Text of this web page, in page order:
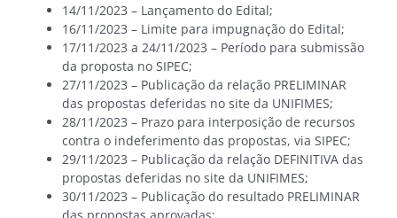
14/11/2023 – Lançamento do Edital;
16/11/2023 – Limite para impugnação do Edital;
17/11/2023 a 24/11/2023 – Período para submissão
da proposta no SIPEC;
27/11/2023 – Publicação da relação PRELIMINAR
das propostas deferidas no site da UNIFIMES;
28/11/2023 – Prazo para interposição de recursos
contra o indeferimento das propostas, via SIPEC;
29/11/2023 – Publicação da relação DEFINITIVA das
propostas deferidas no site da UNIFIMES;
30/11/2023 – Publicação do resultado PRELIMINAR